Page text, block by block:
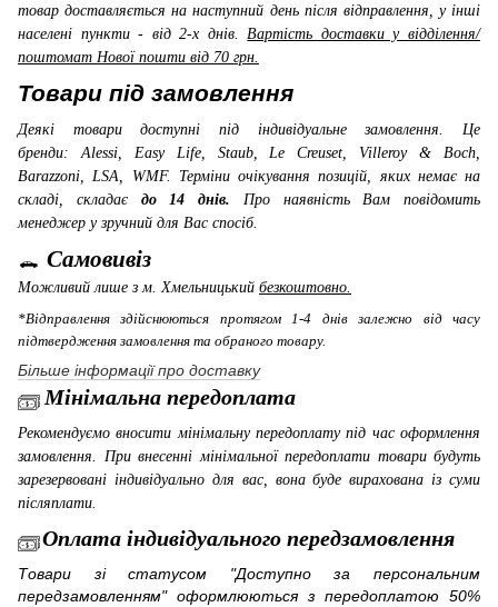
товар доставляється на наступний день після відправлення, у інші
населені пункти - від 2-х днів. Вартість доставки у відділення/
поштомат Нової пошти від 70 грн.
Товари під замовлення
Деякі товари доступні під індивідуальне замовлення. Це
бренди: Alessi, Easy Life, Staub, Le Creuset, Villeroy & Boch,
Barazzoni, LSA, WMF. Терміни очікування позицій, яких немає на
складі, складає до 14 днів. Про наявність Вам повідомить
менеджер у зручний для Вас спосіб.
Самовивіз
Можливий лише з м. Хмельницький безкоштовно.
*Відправлення здійснюються протягом 1-4 днів залежно від часу
підтвердження замовлення та обраного товару.
Більше інформації про доставку
Мінімальна передоплата
Рекомендуємо вносити мінімальну передоплату під час оформлення
замовлення. При внесенні мінімальної передоплати товари будуть
зарезервовані індивідуально для вас, вона буде вирахована із суми
післяплати.
Оплата індивідуального передзамовлення
Товари зі статусом "Доступно за персональним
передзамовленням" оформлюються з передоплатою 50%